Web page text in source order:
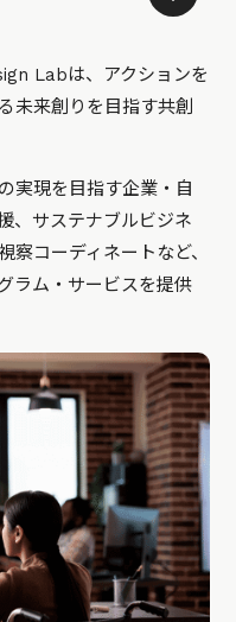
Labは、アクションを
未来創りを目指す共創
実現を目指す企業・自
、サステナブルビジネ
察コーディネートなど、
ラム・サービスを提供